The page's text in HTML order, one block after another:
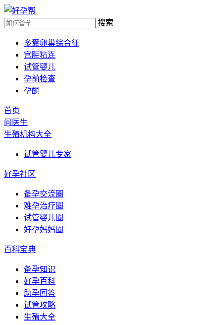
搜索
多囊卵巢综合征
宫腔粘连
试管婴儿
孕前检查
孕酮
首页
问医生
生殖机构大全
试管婴儿专家
好孕社区
备孕交流圈
难孕治疗圈
试管婴儿圈
好孕妈妈圈
百科宝典
备孕知识
好孕百科
助孕回答
试管攻略
生殖大全